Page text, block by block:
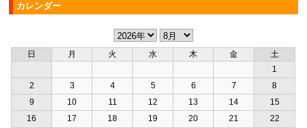
カレンダー
日 月 火 水 木 金
土
1
2
3 4 5 6 7
8
9
10 11 12 13 14
15
16
17 18 19 20 21
22